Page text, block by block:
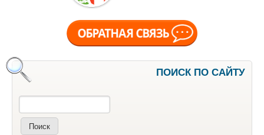
ПОИСК ПО САЙТУ
Поиск